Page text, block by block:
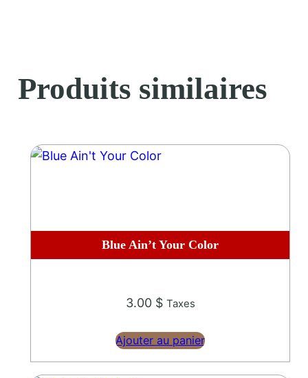
é
d
Produits similaires
Blue Ain’t Your Color
3.00 $ Taxes
Ajouter au panier